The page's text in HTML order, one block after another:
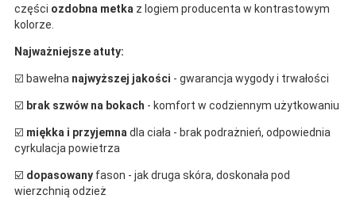
części ozdobna metka z logiem producenta w kontrastowym
kolorze.
Najważniejsze atuty:
☑️ bawełna najwyższej jakości - gwarancja wygody i trwałości
☑️ brak szwów na bokach - komfort w codziennym użytkowaniu
☑️ miękka i przyjemna dla ciała - brak podrażnień, odpowiednia
cyrkulacja powietrza
☑️ dopasowany fason - jak druga skóra, doskonała pod
wierzchnią odzież